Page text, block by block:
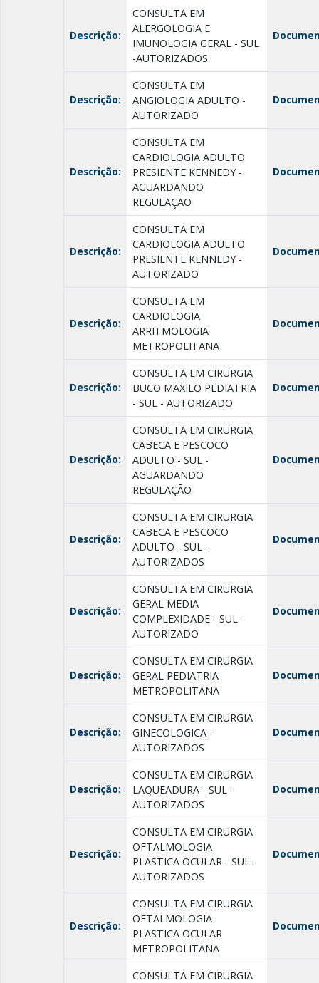
Descrição:
CONSULTA EM
ALERGOLOGIA E
IMUNOLOGIA GERAL - SUL
-AUTORIZADOS
Descrição:
CONSULTA EM
ANGIOLOGIA ADULTO -
AUTORIZADO
Descrição:
CONSULTA EM
CARDIOLOGIA ADULTO
PRESIENTE KENNEDY -
AGUARDANDO
REGULAÇÃO
Descrição:
CONSULTA EM
CARDIOLOGIA ADULTO
PRESIENTE KENNEDY -
AUTORIZADO
Descrição:
CONSULTA EM
CARDIOLOGIA
ARRITMOLOGIA
METROPOLITANA
Descrição:
CONSULTA EM CIRURGIA
BUCO MAXILO PEDIATRIA
- SUL - AUTORIZADO
Descrição:
CONSULTA EM CIRURGIA
CABECA E PESCOCO
ADULTO - SUL -
AGUARDANDO
REGULAÇÃO
Descrição:
CONSULTA EM CIRURGIA
CABECA E PESCOCO
ADULTO - SUL -
AUTORIZADOS
Descrição:
CONSULTA EM CIRURGIA
GERAL MEDIA
COMPLEXIDADE - SUL -
AUTORIZADO
Descrição:
CONSULTA EM CIRURGIA
GERAL PEDIATRIA
METROPOLITANA
Descrição:
CONSULTA EM CIRURGIA
GINECOLOGICA -
AUTORIZADOS
Descrição:
CONSULTA EM CIRURGIA
LAQUEADURA - SUL -
AUTORIZADOS
Descrição:
CONSULTA EM CIRURGIA
OFTALMOLOGIA
PLASTICA OCULAR - SUL -
AUTORIZADOS
Descrição:
CONSULTA EM CIRURGIA
OFTALMOLOGIA
PLASTICA OCULAR
METROPOLITANA
CONSULTA EM CIRURGIA